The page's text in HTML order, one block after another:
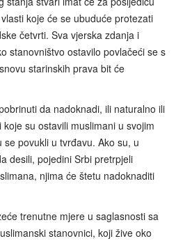
koje će se ubuduće protezati
četvrti. Sva vjerska zdanja i
stanovništvo ostavilo povlačeći se s
starinskih prava bit će
da nadoknadi, ili naturalno ili
su ostavili muslimani u svojim
povukli u tvrđavu. Ako su, u
desili, pojedini Srbi pretrpjeli
njima će štetu nadoknaditi
trenutne mjere u saglasnosti sa
stanovnici, koji žive oko